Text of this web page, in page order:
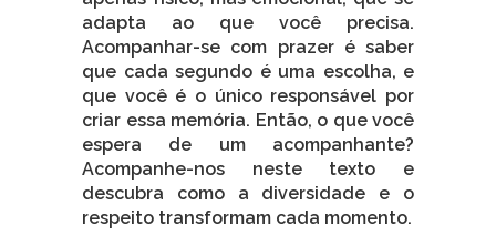
adapta ao que você precisa.
Acompanhar-se com prazer é saber
que cada segundo é uma escolha, e
que você é o único responsável por
criar essa memória. Então, o que você
espera de um acompanhante?
Acompanhe-nos neste texto e
descubra como a diversidade e o
respeito transformam cada momento.